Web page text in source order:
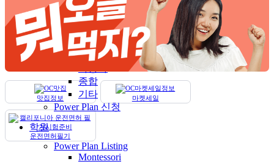
기타
Basic Plan Listing
건강보험
생명보험
집
종합
기타
Power Plan 신청
학원
Power Plan Listing
Montessori
맛집정보 마켓세일
운전면허필기